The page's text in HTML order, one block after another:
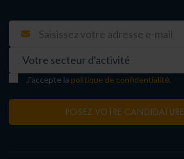
J'accepte la politique de confidentialité.
POSEZ VOTRE CANDIDATURE